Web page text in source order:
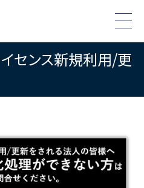
センス新規利用/更